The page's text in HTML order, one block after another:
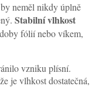
neměl nikdy úplně
Stabilní vlhkost
fólií nebo víkem,
vzniku plísní.
je vlhkost dostatečná,